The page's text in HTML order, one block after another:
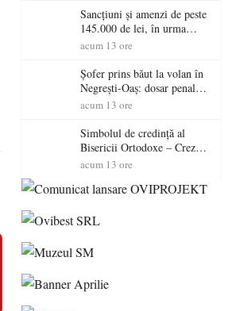
Sancțiuni și amenzi de peste
145.000 de lei, în urma
acțiunilor polițiștilor
acum 13 ore
Șofer prins băut la volan în
Negrești-Oaș: dosar penal
după un control al
acum 13 ore
Simbolul de credinţă al
Bisericii Ortodoxe – Crezul
(3)
acum 13 ore